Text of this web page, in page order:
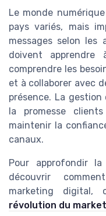
Le monde
pays variés, mais
messages selon les
doivent apprendre
comprendre les
et à collaborer avec
présence. La
la promesse
maintenir la
canaux.
Pour approfondir
découvrir
marketing digital,
révolution du